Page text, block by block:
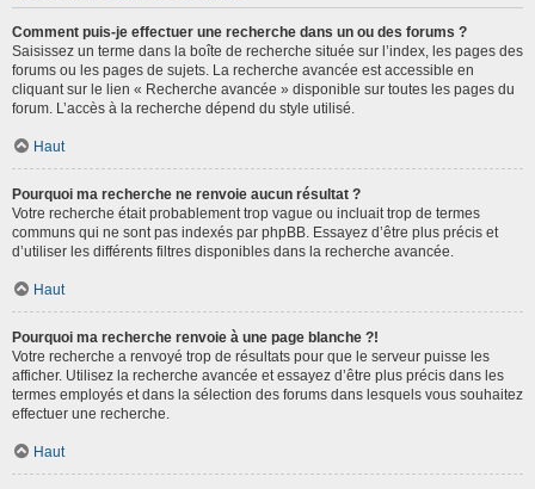
Comment puis-je effectuer une recherche dans un ou des forums ?
Saisissez un terme dans la boîte de recherche située sur l’index, les pages des
forums ou les pages de sujets. La recherche avancée est accessible en
cliquant sur le lien « Recherche avancée » disponible sur toutes les pages du
forum. L’accès à la recherche dépend du style utilisé.
Haut
Pourquoi ma recherche ne renvoie aucun résultat ?
Votre recherche était probablement trop vague ou incluait trop de termes
communs qui ne sont pas indexés par phpBB. Essayez d’être plus précis et
d’utiliser les différents filtres disponibles dans la recherche avancée.
Haut
Pourquoi ma recherche renvoie à une page blanche ?!
Votre recherche a renvoyé trop de résultats pour que le serveur puisse les
afficher. Utilisez la recherche avancée et essayez d’être plus précis dans les
termes employés et dans la sélection des forums dans lesquels vous souhaitez
effectuer une recherche.
Haut